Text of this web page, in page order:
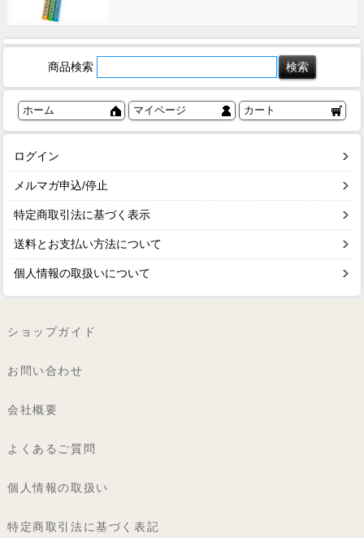
商品検索
ホーム マイページ カート
ログイン
メルマガ申込/停止
特定商取引法に基づく表示
送料とお支払い方法について
個人情報の取扱いについて
ショップガイド
お問い合わせ
会社概要
よくあるご質問
個人情報の取扱い
特定商取引法に基づく表記